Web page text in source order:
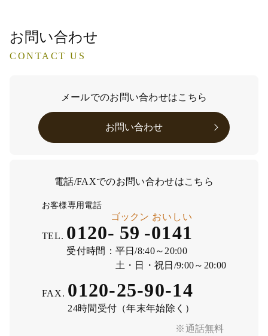
お問い合わせ
CONTACT US
メールでのお問い合わせはこちら
お問い合わせ
電話/FAXでのお問い合わせはこちら
※通話無料
お客様専用電話
TEL. 0120- 59
ゴックン
-0141
おいしい
受付時間： 平日/8:40～20:00
土・日・祝日/9:00～20:00
FAX. 0120-25-90-14
24時間受付（年末年始除く）